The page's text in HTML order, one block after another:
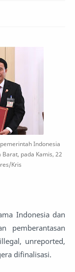
Indonesia
pada Kamis, 22
Kris
Indonesia dan
pemberantasan
unreported,
difinalisasi.